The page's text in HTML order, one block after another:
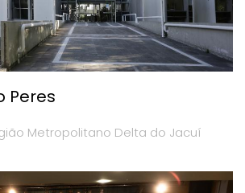
Peres
Metropolitano Delta do Jacuí